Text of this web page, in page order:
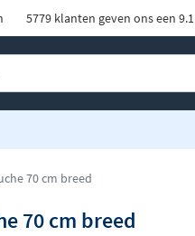
5779 klanten geven ons een 9.1
70 cm breed
70 cm breed